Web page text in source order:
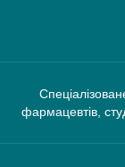
фармацевтів,